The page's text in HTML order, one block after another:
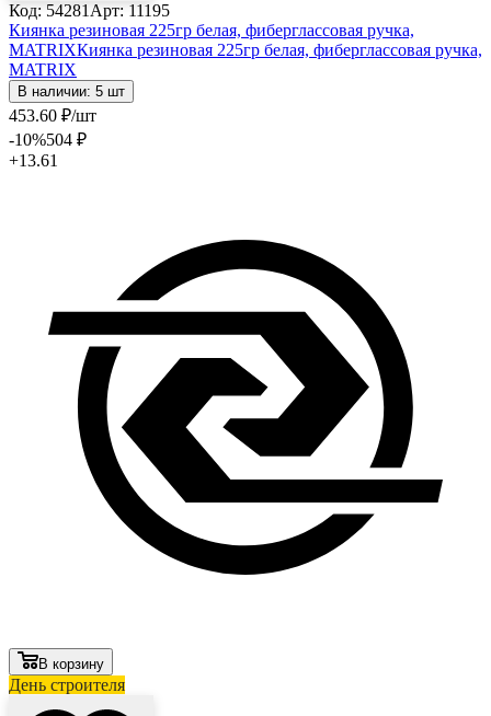
Код: 54281 Арт: 11195
Киянка резиновая 225гр белая, фиберглассовая ручка,
MATRIXКиянка резиновая 225гр белая, фиберглассовая ручка,
MATRIX
В наличии: 5 шт
453.60 ₽/шт
-10%504 ₽
+13.61
В корзину
День строителя